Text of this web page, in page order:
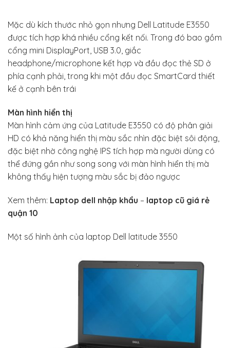
Mặc dù kích thước nhỏ gọn nhưng Dell Latitude E3550
được tích hợp khá nhiều cổng kết nối. Trong đó bao gồm
cổng mini DisplayPort, USB 3.0, giắc
headphone/microphone kết hợp và đầu đọc thẻ SD ở
phía cạnh phải, trong khi một đầu đọc SmartCard thiết
kế ở cạnh bên trái
Màn hình hiển thị
Màn hình cảm ứng của Latitude E3550 có độ phân giải
HD có khả năng hiển thị màu sắc nhìn đặc biệt sôi động,
đặc biệt nhờ công nghệ IPS tích hợp mà người dùng có
thể đứng gần như song song với màn hình hiển thị mà
không thấy hiện tượng màu sắc bị đảo ngược
Xem thêm: Laptop dell nhập khẩu – laptop cũ giá rẻ
quận 10
Một số hình ảnh của laptop Dell latitude 3550